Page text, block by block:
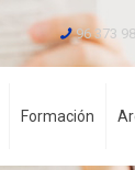
96 373
Formación